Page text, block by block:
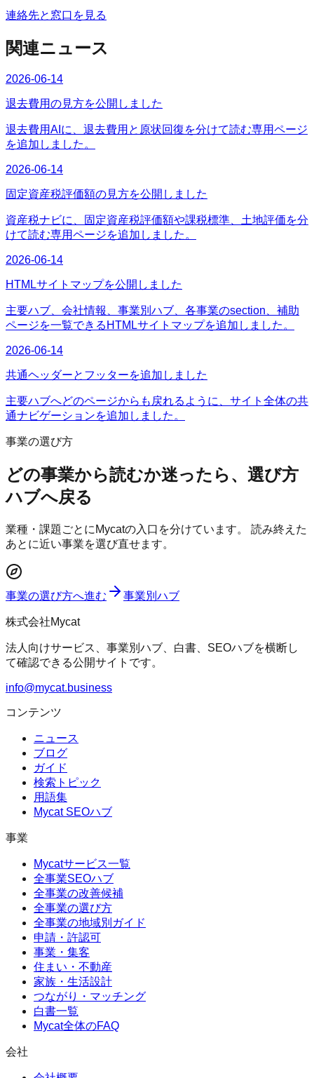
連絡先と窓口を見る
関連ニュース
2026-06-14
退去費用の見方を公開しました
退去費用AIに、退去費用と原状回復を分けて読む専用ページ
を追加しました。
2026-06-14
固定資産税評価額の見方を公開しました
資産税ナビに、固定資産税評価額や課税標準、土地評価を分
けて読む専用ページを追加しました。
2026-06-14
HTMLサイトマップを公開しました
主要ハブ、会社情報、事業別ハブ、各事業のsection、補助
ページを一覧できるHTMLサイトマップを追加しました。
2026-06-14
共通ヘッダーとフッターを追加しました
主要ハブへどのページからも戻れるように、サイト全体の共
通ナビゲーションを追加しました。
事業の選び方
どの事業から読むか迷ったら、選び方
ハブへ戻る
業種・課題ごとにMycatの入口を分けています。 読み終えた
あとに近い事業を選び直せます。
事業の選び方へ進む 事業別ハブ
株式会社Mycat
法人向けサービス、事業別ハブ、白書、SEOハブを横断し
て確認できる公開サイトです。
info@mycat.business
コンテンツ
ニュース
ブログ
ガイド
検索トピック
用語集
Mycat SEOハブ
事業
Mycatサービス一覧
全事業SEOハブ
全事業の改善候補
全事業の選び方
全事業の地域別ガイド
申請・許認可
事業・集客
住まい・不動産
家族・生活設計
つながり・マッチング
白書一覧
Mycat全体のFAQ
会社